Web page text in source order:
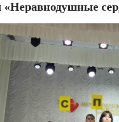
«Неравнодушные